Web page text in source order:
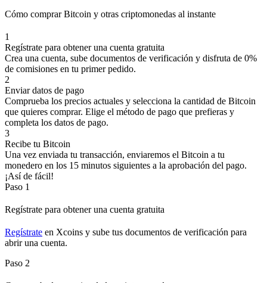
Cómo comprar Bitcoin y otras criptomonedas al instante
1
Regístrate para obtener una cuenta gratuita
Crea una cuenta, sube documentos de verificación y disfruta de 0%
de comisiones en tu primer pedido.
2
Enviar datos de pago
Comprueba los precios actuales y selecciona la cantidad de Bitcoin
que quieres comprar. Elige el método de pago que prefieras y
completa los datos de pago.
3
Recibe tu Bitcoin
Una vez enviada tu transacción, enviaremos el Bitcoin a tu
monedero en los 15 minutos siguientes a la aprobación del pago.
¡Así de fácil!
Paso 1
Regístrate para obtener una cuenta gratuita
Regístrate en Xcoins y sube tus documentos de verificación para
abrir una cuenta.
Paso 2